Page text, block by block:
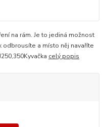
na rám. Je to jediná možnost
odbrousíte a místo něj navaříte
celý popis